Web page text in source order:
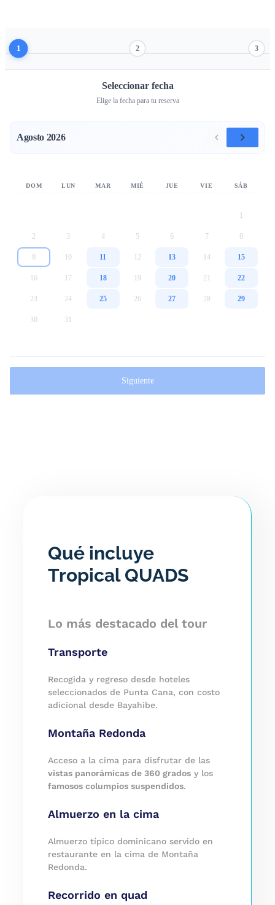
1 2 3
Seleccionar fecha
Elige la fecha para tu reserva
Agosto 2026
DOM LUN MAR MIÉ JUE VIE SÁB
1
2 3 4 5 6 7 8
9 10 11 12 13 14 15
16 17 18 19 20 21 22
23 24 25 26 27 28 29
30 31
Siguiente
Qué incluye
Tropical QUADS
Lo más destacado del tour
Transporte
Recogida y regreso desde hoteles
seleccionados de Punta Cana, con costo
adicional desde Bayahibe.
Montaña Redonda
Acceso a la cima para disfrutar de las
vistas panorámicas de 360 grados y los
famosos columpios suspendidos.
Almuerzo en la cima
Almuerzo típico dominicano servido en
restaurante en la cima de Montaña
Redonda.
Recorrido en quad